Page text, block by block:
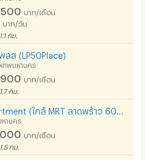
บาท/เดือน
บาท/วัน
กม.
ลส (LP50Place)
ทพมหานคร
บาท/เดือน
กม.
หานคร
บาท/เดือน
กม.